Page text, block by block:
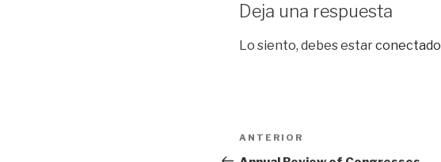
Deja una respuesta
Lo siento, debes estarconectado
Navegación
Entrada
anterior:
ANTERIOR